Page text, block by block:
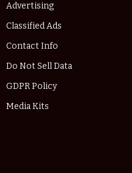
Advertising
Classified Ads
Contact Info
Do Not Sell Data
GDPR Policy
Media Kits